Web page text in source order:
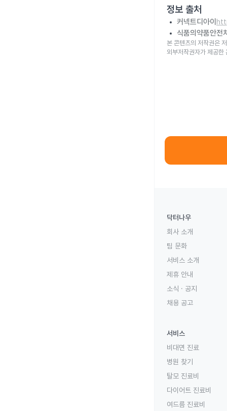
정보 출처
커넥트디아이
식품의약품안전
본 콘텐츠의 저작권은
외부저작권자가 제공한
닥터나우
회사 소개
팀 문화
서비스 소개
제휴 안내
소식 · 공지
채용 공고
서비스
비대면 진료
병원 찾기
탈모 진료비
다이어트 진료비
여드름 진료비